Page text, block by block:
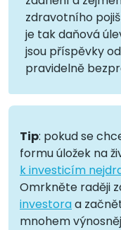
zdravotního
je tak daňová
jsou příspěvky
pravidelně
Tip: pokud se
formu úložek na
k investicím
Omrkněte raději
investoraa
mnohem